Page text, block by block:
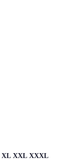
XL XXL XXXL